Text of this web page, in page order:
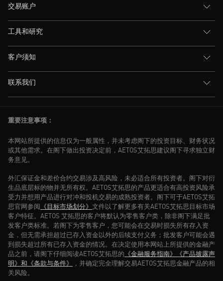
交易账户
工具和研究
客户须知
联系我们
重要注意事项：
本网站所提供的信息仅为一般属性，并未考虑阁下的投资目标、财务状况
或其他需求。在阁下做出投资决定前，AETOS艾拓思建议阁下寻求独立财
务意见。
外汇保证金和差价合约交易涉及高风险，未必适合所有投资者。阁下对衍
生品底层标的物并无所有权。AETOS艾拓思的产品更适合有高投资风险承
受力并想用产品进行对冲和投机交易的成熟投资者。阁下可于AETOS艾拓
思官网参阅 《目标市场划分》 文件以了解更多有关AETOS艾拓思目标市场
客户特征。AETOS 艾拓思的客户将默认为零售客户类，除非阁下满足批
发客户类标准。若阁下为零售客户，您可能会在交易时损失所有存入资
金，但无需承担超过已存入资金以外的后续支付义务；批发客户可能会遇
到损失超过所有已存入资金的情况。在决定使用本网站上所提供的金融产
品之前，请阁下仔细阅读AETOS艾拓思的 《金融服务指南》
《产品披露声
明》和 《条款与条件》
，并确定完全理解交易AETOS艾拓思金融产品的相
关风险。